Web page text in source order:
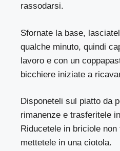
rassodarsi.
Sfornate la base,
qualche minuto, quindi
lavoro e con un
bicchiere iniziate a
Disponeteli sul piatto da
rimanenze e trasferitele
Riducetele in briciole
mettetele in una ciotola.